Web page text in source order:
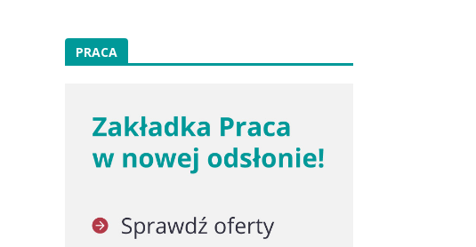
PRACA